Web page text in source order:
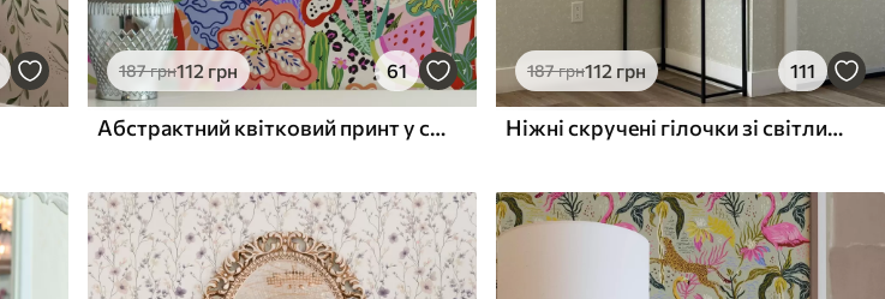
187грн112 грн 61
Абстрактний квітковий принт у стилі поп-арт
187грн112 грн 111
Ніжні скручені гілочки зі світлим листям